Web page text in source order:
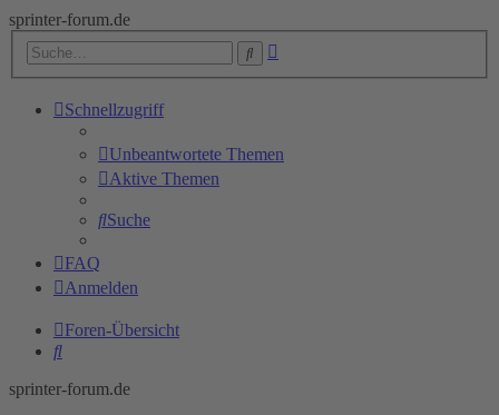
sprinter-forum.de
Suche
Schnellzugriff
Unbeantwortete Themen
Aktive Themen
Suche
FAQ
Anmelden
Foren-Übersicht
Suche
sprinter-forum.de